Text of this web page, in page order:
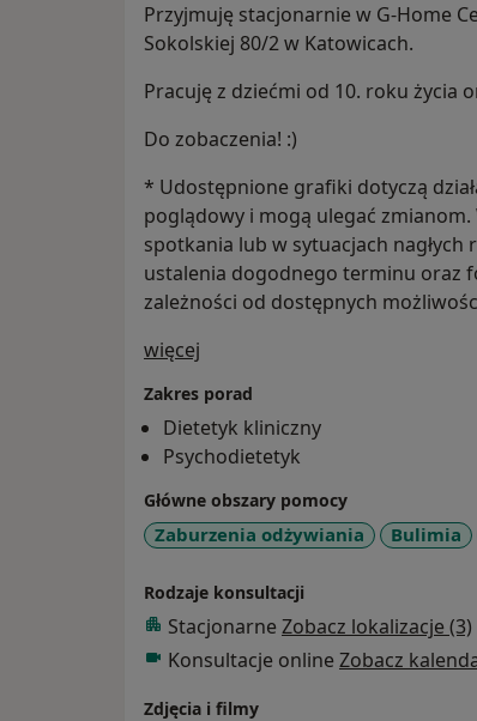
Przyjmuję stacjonarnie w G-Home
Sokolskiej 80/2 w Katowicach.
Pracuję z dziećmi od 10. roku życia
Do zobaczenia! :)
* Udostępnione grafiki dotyczą
poglądowy i mogą ulegać
spotkania lub w sytuacjach
ustalenia dogodnego terminu oraz
zależności od dostępnych
więcej
Zakres porad
Dietetyk kliniczny
Psychodietetyk
Główne obszary pomocy
Zaburzenia odżywiania Bulimia
Rodzaje konsultacji
Stacjonarne Zobacz lokalizacje (3)
Konsultacje online Zobacz
Zdjęcia i filmy